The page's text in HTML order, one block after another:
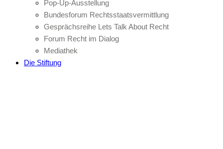
Pop-Up-Ausstellung
Bundesforum Rechtsstaatsvermittlung
Gesprächsreihe Lets Talk About Recht
Forum Recht im Dialog
Mediathek
Die Stiftung